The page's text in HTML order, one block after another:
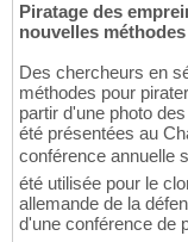
Piratage des
nouvelles
Des chercheurs en
méthodes pour
partir d'une photo
été présentées au
conférence annuelle
été utilisée pour le
allemande de la
d'une conférence de